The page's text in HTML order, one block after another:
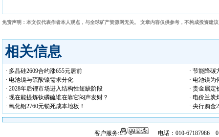
免责声明：本文仅代表作者本人观点，与全球矿产资源网无关。 文章内容仅供参考，不构成投资建
相关信息
· 多晶硅2609合约涨655元居前
· 节能降碳
· 电池镍与硫酸镍需求分化
· 电池镍为
· 2028年后锂市场进入结构性短缺阶段
· 贵金属定
· 现在能提炼钛磷硫谁在靠它闷声发财？
· 电价兰炭
· 氧化铝2760元锁死成本地板！
· 央行购金
客户服务:
电话：010-67187986